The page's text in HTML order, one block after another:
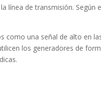
línea de transmisión. Según
como una señal de alto en
los generadores de